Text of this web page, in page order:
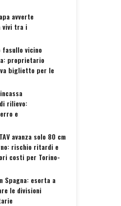
avverte
vivi tra i
fasullo vicino
proprietario
biglietto per le
rilievo:
e
avanza solo 80 cm
rischio ritardi e
costi per Torino-
Spagna: esorta a
le divisioni